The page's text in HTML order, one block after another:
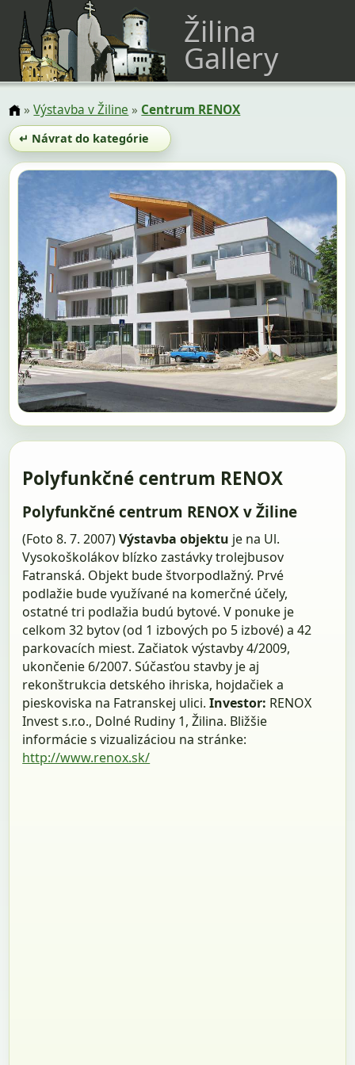
Žilina
Gallery
»Výstavba v Žiline » Centrum RENOX
↵ Návrat do kategórie
Polyfunkčné centrum RENOX
Polyfunkčné centrum RENOX v Žiline
(Foto 8. 7. 2007)Výstavba objektu je na Ul.
Vysokoškolákov blízko zastávky trolejbusov
Fatranská. Objekt bude štvorpodlažný. Prvé
podlažie bude využívané na komerčné účely,
ostatné tri podlažia budú bytové. V ponuke je
celkom 32 bytov (od 1 izbových po 5 izbové) a 42
parkovacích miest. Začiatok výstavby 4/2009,
ukončenie 6/2007. Súčasťou stavby je aj
rekonštrukcia detského ihriska, hojdačiek a
pieskoviska na Fatranskej ulici.Investor: RENOX
Invest s.r.o., Dolné Rudiny 1, Žilina. Bližšie
informácie s vizualizáciou na stránke:
http://www.renox.sk/